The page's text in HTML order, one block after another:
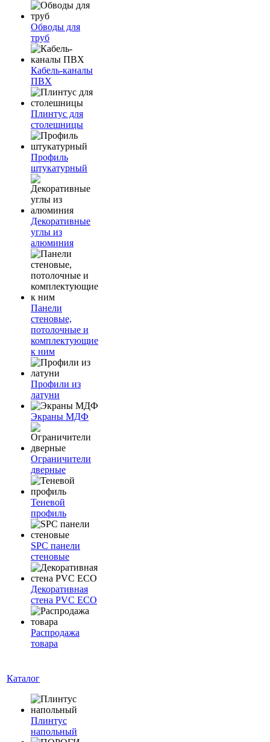
Обводы для
труб
Кабель-каналы
ПВХ
Плинтус для
столешницы
Профиль
штукатурный
Декоративные
углы из
алюминия
Панели
стеновые,
потолочные и
комплектующие
к ним
Профили из
латуни
Экраны МДФ
Ограничители
дверные
Теневой
профиль
SPC панели
стеновые
Декоративная
стена PVC ECO
Распродажа
товара
Каталог
Плинтус
напольный